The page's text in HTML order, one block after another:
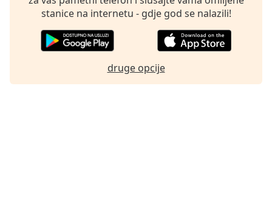
stanice na internetu - gdje god se nalazili!
druge opcije